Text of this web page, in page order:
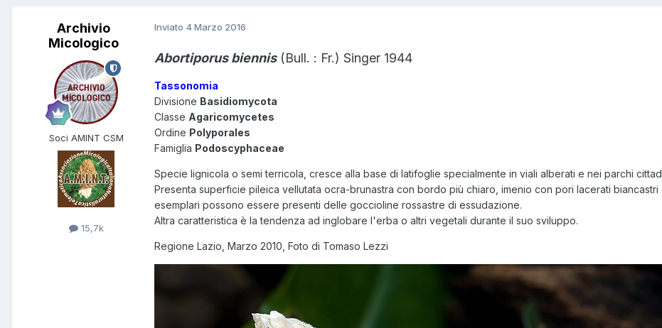
Archivio
Micologico
Soci AMINT CSM
15,7k
Inviato 4 Marzo 2016
Abortiporus biennis(Bull. : Fr.) Singer 1944
Tassonomia
Divisione Basidiomycota
Classe Agaricomycetes
Ordine Polyporales
Famiglia Podoscyphaceae
Specie lignicola o semi terricola, cresce alla base di latifoglie specialmente in viali alberati e nei parchi
Presenta superficie pileica vellutata ocra-brunastra con bordo più chiaro, imenio con pori lacerati
esemplari possono essere presenti delle goccioline rossastre di essudazione.
Altra caratteristica è la tendenza ad inglobare l'erba o altri vegetali durante il suo sviluppo.
Regione Lazio, Marzo 2010, Foto di Tomaso Lezzi